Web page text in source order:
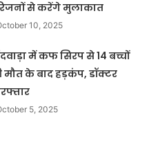
से करेंगे मुलाकात
10, 2025
में कफ सिरप से 14 बच्चों
मौत के बाद हड़कंप, डॉक्टर
5, 2025